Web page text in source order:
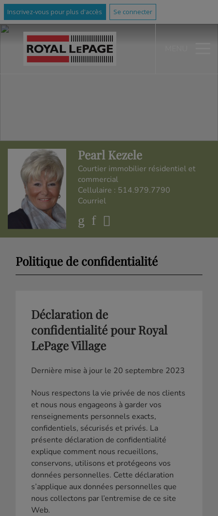
Inscrivez-vous pour plus d'accès Se connecter
Pearl Kezele
Courtier immobilier résidentiel et
commercial
Cellulaire : 514.979.7790
Courriel
Politique de confidentialité
Déclaration de
confidentialité pour Royal
LePage Village
Dernière mise à jour le 20 septembre 2023
Nous respectons la vie privée de nos clients
et nous nous engageons à garder vos
renseignements personnels exacts,
confidentiels, sécurisés et privés. La
présente déclaration de confidentialité
explique comment nous recueillons,
conservons, utilisons et protégeons vos
données personnelles. Cette déclaration
s’applique aux données personnelles que
nous collectons par l’entremise de ce site
Web.